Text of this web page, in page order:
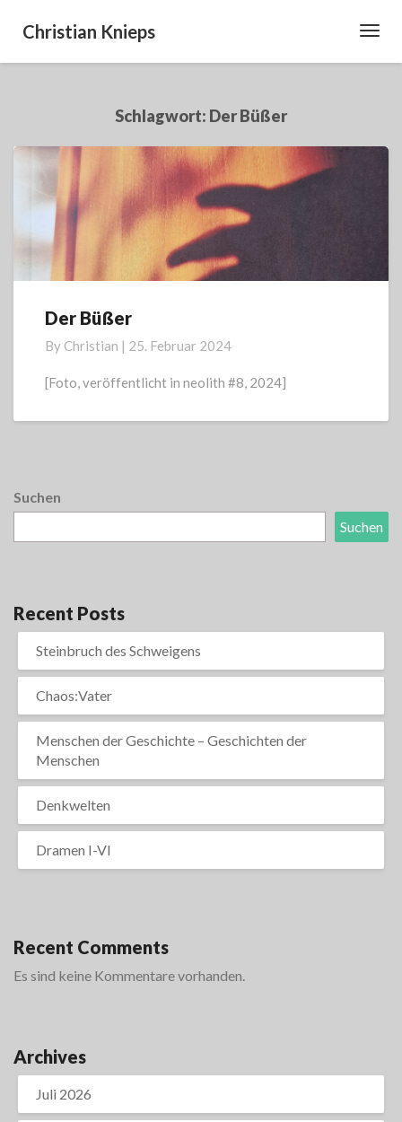
Christian Knieps
Schlagwort: Der Büßer
Der
Der Büßer
By Christian | 25. Februar 2024
[Foto, veröffentlicht in neolith #8, 2024]
Suchen
Suchen
Recent Posts
Steinbruch des Schweigens
Chaos:Vater
Menschen der Geschichte – Geschichten der
Menschen
Denkwelten
Dramen I-VI
Recent Comments
Es sind keine Kommentare vorhanden.
Archives
Juli 2026